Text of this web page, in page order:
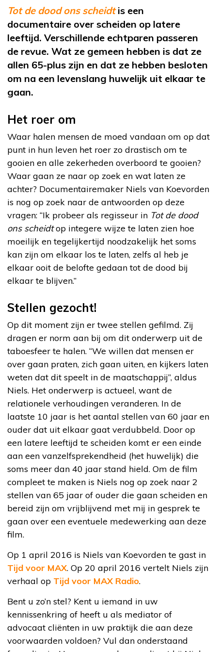
Tot de dood ons scheidt is een
documentaire over scheiden op latere
leeftijd. Verschillende echtparen passeren
de revue. Wat ze gemeen hebben is dat ze
allen 65-plus zijn en dat ze hebben besloten
om na een levenslang huwelijk uit elkaar te
gaan.
Het roer om
Waar halen mensen de moed vandaan om op dat
punt in hun leven het roer zo drastisch om te
gooien en alle zekerheden overboord te gooien?
Waar gaan ze naar op zoek en wat laten ze
achter? Documentairemaker Niels van Koevorden
is nog op zoek naar de antwoorden op deze
vragen: “Ik probeer als regisseur in Tot de dood
ons scheidtop integere wijze te laten zien hoe
moeilijk en tegelijkertijd noodzakelijk het soms
kan zijn om elkaar los te laten, zelfs al heb je
elkaar ooit de belofte gedaan tot de dood bij
elkaar te blijven.”
Stellen gezocht!
Op dit moment zijn er twee stellen gefilmd. Zij
dragen er norm aan bij om dit onderwerp uit de
taboesfeer te halen. “We willen dat mensen er
over gaan praten, zich gaan uiten, en kijkers laten
weten dat dit speelt in de maatschappij”, aldus
Niels. Het onderwerp is actueel, want de
relationele verhoudingen veranderen. In de
laatste 10 jaar is het aantal stellen van 60 jaar en
ouder dat uit elkaar gaat verdubbeld. Door op
een latere leeftijd te scheiden komt er een einde
aan een vanzelfsprekendheid (het huwelijk) die
soms meer dan 40 jaar stand hield. Om de film
compleet te maken is Niels nog op zoek naar 2
stellen van 65 jaar of ouder die gaan scheiden en
bereid zijn om vrijblijvend met mij in gesprek te
gaan over een eventuele medewerking aan deze
film.
Op 1 april 2016 is Niels van Koevorden te gast in
Tijd voor MAX. Op 20 april 2016 vertelt Niels zijn
verhaal op Tijd voor MAX Radio.
Bent u zo’n stel? Kent u iemand in uw
kennissenkring of heeft u als mediator of
advocaat cliënten in uw praktijk die aan deze
voorwaarden voldoen? Vul dan onderstaand